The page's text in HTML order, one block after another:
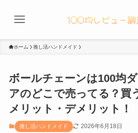
ホーム 推し活ハンドメイド
ボールチェーンは100均
アのどこで売ってる？買
メリット・デメリット！
推し活ハンドメイド 2026年6月18日